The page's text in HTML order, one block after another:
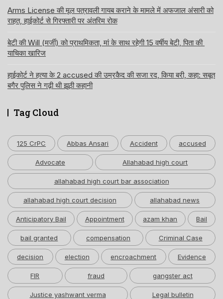
Arms License की मूल पत्रावली गायब कराने के मामले में अफजाल अंसारी को
राहत, हाईकोर्ट से गिरफ्तारी पर अंतरिम रोक
बेटी की Will (मर्जी) को प्राथमिकता, मां के साथ रहेगी 15 वर्षीय बेटी, पिता की
याचिका खारिज
हाईकोर्ट ने हत्या के 2 accused की उम्रकैद की सजा रद, किया बरी, कहा: सबूत
बगैर पुलिस ने गढ़ी थी झूठी कहानी
Tag Cloud
125 CrPC Abbas Ansari Accident accused
Advocate Allahabad high court
allahabad high court bar association
allahabad high court decision allahabad news
Anticipatory Bail Appointment azam khan Bail
bail granted compensation Criminal Case
decision election encroachment Evidence
FIR fraud gangster act
Justice yashwant verma Legal bulletin